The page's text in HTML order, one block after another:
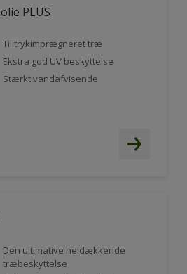
PLUS
Til trykimprægneret træ
Ekstra god UV beskyttelse
Stærkt vandafvisende
Den ultimative heldækkende
træbeskyttelse